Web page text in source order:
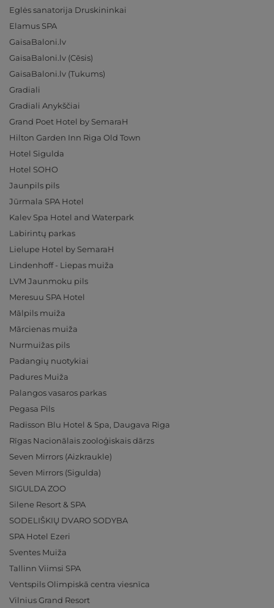
Eglės sanatorija Druskininkai
Elamus SPA
GaisaBaloni.lv
GaisaBaloni.lv (Cēsis)
GaisaBaloni.lv (Tukums)
Gradiali
Gradiali Anykščiai
Grand Poet Hotel by SemaraH
Hilton Garden Inn Riga Old Town
Hotel Sigulda
Hotel SOHO
Jaunpils pils
Jūrmala SPA Hotel
Kalev Spa Hotel and Waterpark
Labirintų parkas
Lielupe Hotel by SemaraH
Lindenhoff - Liepas muiža
LVM Jaunmoku pils
Meresuu SPA Hotel
Mālpils muiža
Mārcienas muiža
Nurmuižas pils
Padangių nuotykiai
Padures Muiža
Palangos vasaros parkas
Pegasa Pils
Radisson Blu Hotel & Spa, Daugava Riga
Rīgas Nacionālais zooloģiskais dārzs
Seven Mirrors (Aizkraukle)
Seven Mirrors (Sigulda)
SIGULDA ZOO
Silene Resort & SPA
SODELIŠKIŲ DVARO SODYBA
SPA Hotel Ezeri
Sventes Muiža
Tallinn Viimsi SPA
Ventspils Olimpiskā centra viesnīca
Vilnius Grand Resort